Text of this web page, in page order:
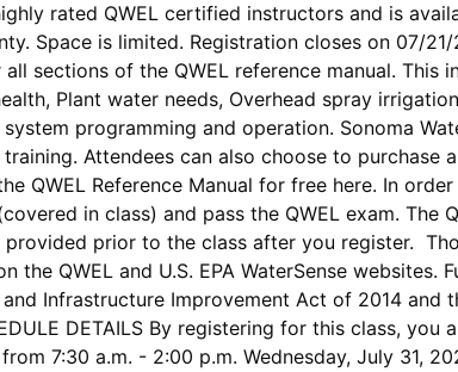
rated QWEL certified instructors and is
Space is limited. Registration closes on 07/
sections of the QWEL reference manual. This
Plant water needs, Overhead spray
programming and operation. Sonoma
Attendees can also choose to purchase
QWEL Reference Manual for free here. In
in class) and pass the QWEL exam. The
prior to the class after you register.
QWEL and U.S. EPA WaterSense websites.
Infrastructure Improvement Act of 2014 and
DETAILS By registering for this class, you
7:30 a.m. - 2:00 p.m. Wednesday, July 31,